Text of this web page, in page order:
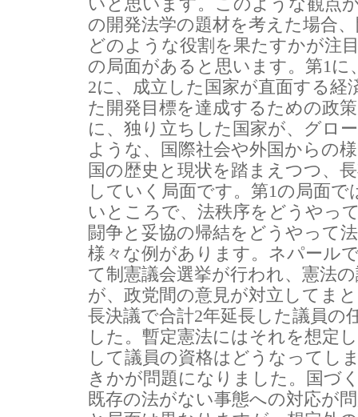
の開発法学の題材を考えた場合
どのような役割を果たすかが注
の局面があると思います。第1に
2に、成立した国家が直面する経
た開発目標を達成するための政
に、独り立ちした国家が、グロ
ような、国際社会や外国からの
国の歴史と現状を踏まえつつ、
していく局面です。第1の局面
いところで、法秩序をどうやっ
闘争と妥協の帰結をどうやって
様々な例があります。ネパール
て制憲議会選挙が行われ、憲法
が、政党間の意見が対立してま
長決議で合計2年延長した議員の
した。暫定憲法にはそれを想定
して議員の資格はどうなってし
きかが問題になりました。国づ
既存の法がない事態への対応が